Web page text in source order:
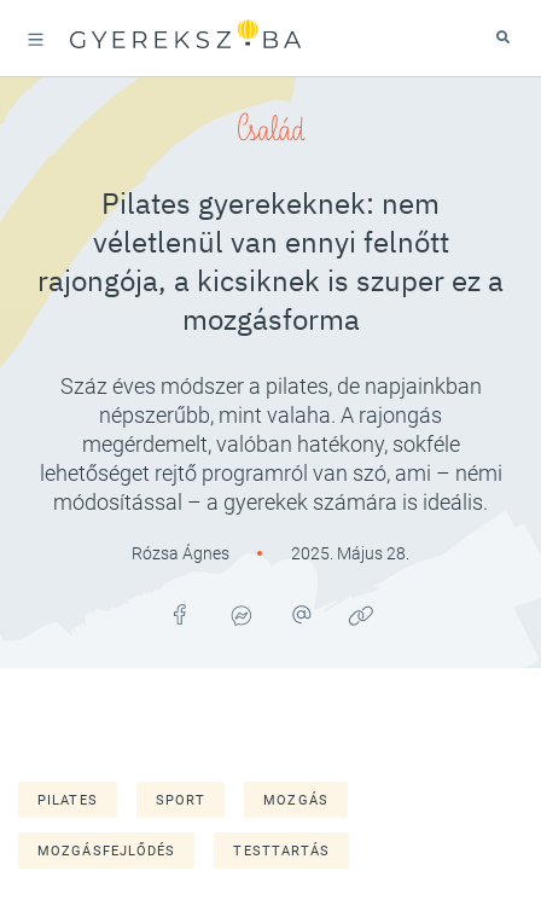
Család
Pilates gyerekeknek: nem
véletlenül van ennyi felnőtt
rajongója, a kicsiknek is szuper ez a
mozgásforma
Száz éves módszer a pilates, de napjainkban
népszerűbb, mint valaha. A rajongás
megérdemelt, valóban hatékony, sokféle
lehetőséget rejtő programról van szó, ami – némi
módosítással – a gyerekek számára is ideális.
Rózsa Ágnes 2025. Május 28.
PILATES SPORT MOZGÁS
MOZGÁSFEJLŐDÉS TESTTARTÁS